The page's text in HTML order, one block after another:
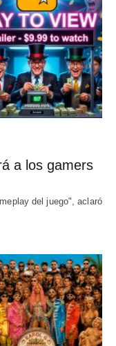
a los gamers
del juego", aclaró